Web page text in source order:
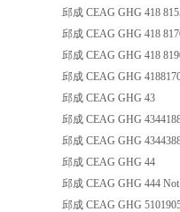
邱成 CEAG GHG 418
邱成 CEAG GHG 418
邱成 CEAG GHG 418
邱成 CEAG GHG
邱成 CEAG GHG 43
邱成 CEAG GHG
邱成 CEAG GHG
邱成 CEAG GHG 44
邱成 CEAG GHG 444 Not
邱成 CEAG GHG